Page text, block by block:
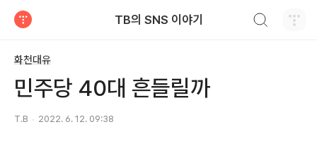
TB의 SNS 이야기
화천대유
민주당 40대 흔들릴까
T.B 2022. 6. 12. 09:38